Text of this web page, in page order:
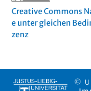
Creative Commons
e unter gleichen
zenz
©